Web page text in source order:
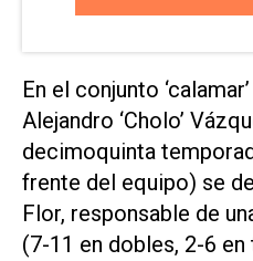
En el conjunto
Alejandro ‘Cholo’
decimoquinta
frente del equipo) se
Flor, responsable de
(7-11 en dobles, 2-6